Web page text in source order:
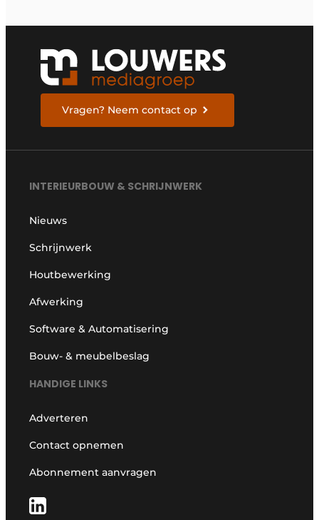
Vragen? Neem contact op
INTERIEURBOUW & SCHRIJNWERK
Nieuws
Schrijnwerk
Houtbewerking
Afwerking
Software & Automatisering
Bouw- & meubelbeslag
HANDIGE LINKS
Adverteren
Contact opnemen
Abonnement aanvragen